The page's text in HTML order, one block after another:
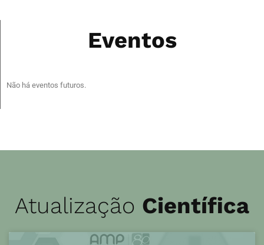
Eventos
Não há eventos futuros.
Atualização Científica